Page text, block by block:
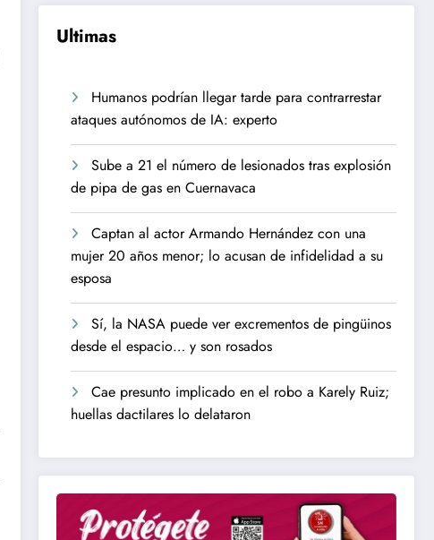
Ultimas
Humanos podrían llegar tarde para contrarrestar
ataques autónomos de IA: experto
Sube a 21 el número de lesionados tras explosión
de pipa de gas en Cuernavaca
Captan al actor Armando Hernández con una
mujer 20 años menor; lo acusan de infidelidad a su
esposa
Sí, la NASA puede ver excrementos de pingüinos
desde el espacio… y son rosados
Cae presunto implicado en el robo a Karely Ruiz;
huellas dactilares lo delataron